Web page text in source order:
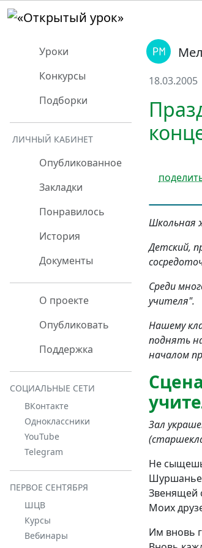
Уроки
Конкурсы
Подборки
ЛИЧНЫЙ КАБИНЕТ
Опубликованное
Закладки
Понравилось
История
Документы
О проекте
Опубликовать
Поддержка
СОЦИАЛЬНЫЕ СЕТИ
ВКонтакте
Одноклассники
YouTube
Telegram
ПЕРВОЕ СЕНТЯБРЯ
ШЦВ
Курсы
Вебинары
18.03.2005
Школьная
Детский,
Среди
учителя".
Нашему
поднять
началом
Зал
Не
Звенящей
Моих
Им вновь